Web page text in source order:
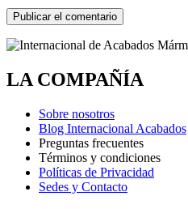
LA COMPAÑÍA
Sobre nosotros
Blog Internacional Acabados
Preguntas frecuentes
Términos y condiciones
Políticas de Privacidad
Sedes y Contacto